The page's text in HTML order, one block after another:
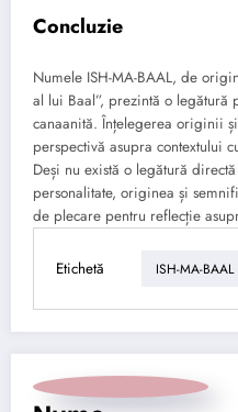
Concluzie
Numele ISH-MA-BAAL, de
al lui Baal”, prezintă o
canaanită. Înțelegerea originii
perspectivă asupra contextului
Deși nu există o legătură
personalitate, originea și
de plecare pentru reflecție
Etichetă ISH-MA-BAAL